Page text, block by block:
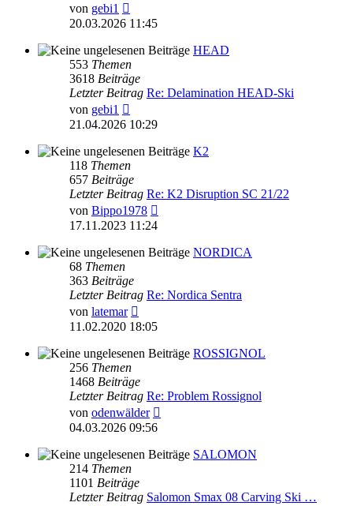
von gebi1
Beitrag
20.03.2026 11:45
HEAD
553 Themen
3618 Beiträge
Letzter Beitrag Re: Delamination HEAD-Ski
von gebi1
Beitrag
21.04.2026 10:29
K2
118 Themen
657 Beiträge
Letzter Beitrag Re: K2 Disruption SC 21/22
von Bippo1978
17.11.2023 11:24
NORDICA
68 Themen
363 Beiträge
Letzter Beitrag Re: Nordica Sentra
von latemar
Beitrag
11.02.2020 18:05
ROSSIGNOL
256 Themen
1468 Beiträge
Letzter Beitrag Re: Problem Rossignol
von odenwälder
04.03.2026 09:56
SALOMON
214 Themen
1101 Beiträge
Letzter Beitrag Salomon Smax 08 Carving Ski …